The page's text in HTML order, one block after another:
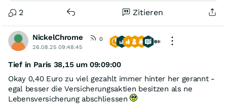
2 Zitieren
NickelChrome
0
26.08.25 09:48:45
Tief in Paris 38,15 um 09:09:00
Okay 0,40 Euro zu viel gezahlt immer hinter her gerannt -
egal besser die Versicherungsaktien besitzen als ne
Lebensversicherung abschliessen